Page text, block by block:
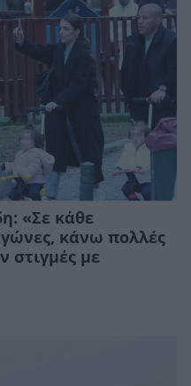
«Σε κάθε
κάνω πολλές
στιγμές με